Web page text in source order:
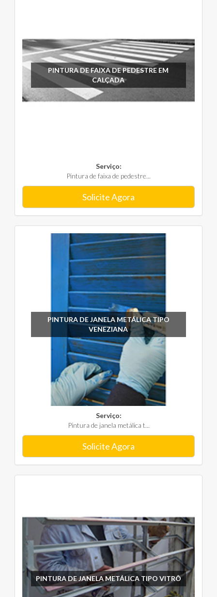
PINTURA DE FAIXA DE PEDESTRE EM
CALÇADA
Serviço:
Pintura de faixa de pedestre...
Solicite Agora
PINTURA DE JANELA METÁLICA TIPO
VENEZIANA
Serviço:
Pintura de janela metálica t...
Solicite Agora
PINTURA DE JANELA METÁLICA TIPO VITRÔ